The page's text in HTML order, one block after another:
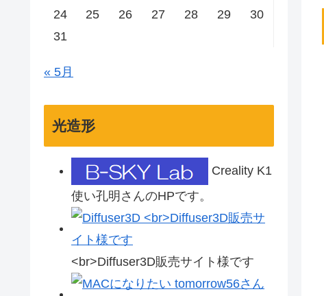
24
25 26 27 28 29
30
31
« 5月
光造形
Creality K1
使い孔明さんのHPです。
<br>Diffuser3D販売サイト様です